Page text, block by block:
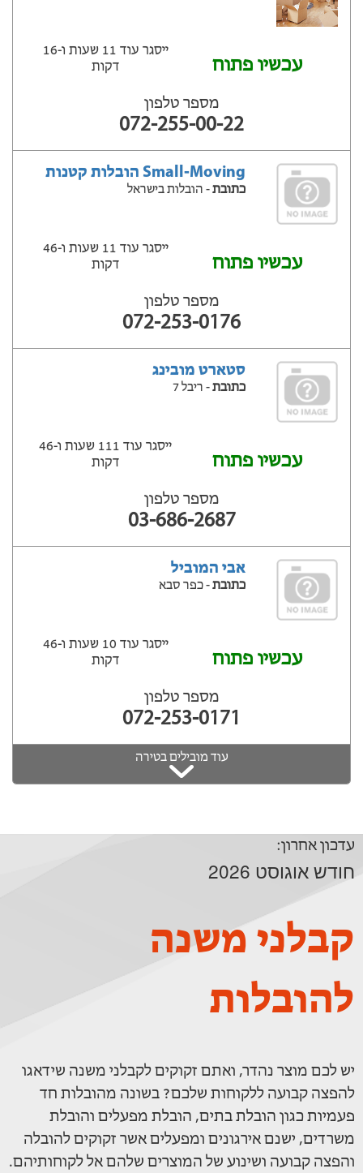
עכשיו פתוח
ייסגר עוד 11 שעות ‫ו-16
דקות
מספר טלפון
072-255-00-22
Small-Moving הובלות קטנות
כתובת- הובלות בישראל
עכשיו פתוח
ייסגר עוד 11 שעות ‫ו-46
דקות
מספר טלפון
072-253-0176
סטארט מובינג
כתובת- ריבל 7
עכשיו פתוח
ייסגר עוד 111 שעות ‫ו-46
דקות
מספר טלפון
03-686-2687
אבי המוביל
כתובת- כפר סבא
עכשיו פתוח
ייסגר עוד 10 שעות ‫ו-46
דקות
מספר טלפון
072-253-0171
עוד מובילים בטירה
עדכון אחרון:
חודש אוגוסט 2026
קבלני משנה
להובלות
יש לכם מוצר נהדר, ואתם זקוקים לקבלני משנה שידאגו
להפצה קבועה ללקוחות שלכם? בשונה מהובלות חד
פעמיות כגון הובלת בתים, הובלת מפעלים והובלת
משרדים, ישנם אירגונים ומפעלים אשר זקוקים להובלה
והפצה קבועה ושינוע של המוצרים שלהם אל לקוחותיהם.